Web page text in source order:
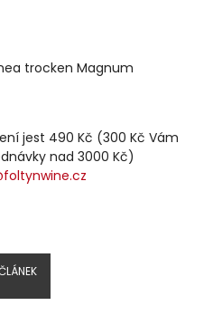
trocken Magnum
jest 490 Kč (300 Kč Vám
nad 3000 Kč)